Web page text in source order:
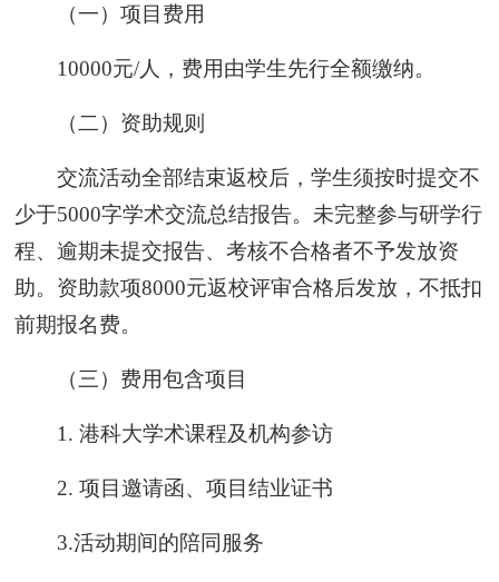
（一）项目费用
10000元/人，费用由学生先行全额缴纳。
（二）资助规则
交流活动全部结束返校后，学生须按时提交不
少于5000字学术交流总结报告。未完整参与研学行
程、逾期未提交报告、考核不合格者不予发放资
助。资助款项8000元返校评审合格后发放，不抵扣
前期报名费。
（三）费用包含项目
1. 港科大学术课程及机构参访
2. 项目邀请函、项目结业证书
3.活动期间的陪同服务